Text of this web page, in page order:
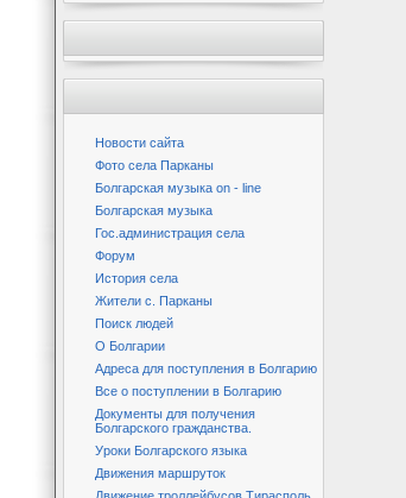
Новости сайта
Фото села Парканы
Болгарская музыка on - line
Болгарская музыка
Гос.администрация села
Форум
История села
Жители с. Парканы
Поиск людей
О Болгарии
Адреса для поступления в Болгарию
Все о поступлении в Болгарию
Документы для получения
Болгарского гражданства.
Уроки Болгарского языка
Движения маршруток